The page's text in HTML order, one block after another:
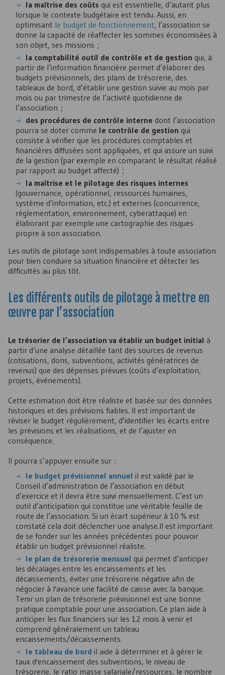
la maîtrise des coûts qui est essentielle, d’autant plus
lorsque le contexte budgétaire est tendu. Aussi, en
optimisant le budget de fonctionnement, l’association se
donne la capacité de réaffecter les sommes économisées à
son objet, ses missions ;
la comptabilité outil de contrôle et de gestion qui, à
partir de l’information financière permet d’élaborer des
budgets prévisionnels, des plans de trésorerie, des
tableaux de bord, d’établir une gestion suivie au mois par
mois ou par trimestre de l’activité quotidienne de
l’association ;
des procédures de contrôle interne dont l’association
pourra se doter comme le contrôle de gestion qui
consiste à vérifier que les procédures comptables et
financières diffusées sont appliquées, et qui assure un suivi
de la gestion (par exemple en comparant le résultat réalisé
par rapport au budget affecté) ;
la maîtrise et le pilotage des risques internes
(gouvernance, opérationnel, ressources humaines,
système d’information, etc.) et externes (concurrence,
réglementation, environnement, cyberattaque) en
élaborant par exemple une cartographie des risques
propre à son association.
Les outils de pilotage sont indispensables à toute association
pour bien conduire sa situation financière et détecter les
difficultés au plus tôt.
Les différents outils de pilotage à mettre en
œuvre par l’association
Le trésorier de l’association va établir un budget initial à
partir d’une analyse détaillée tant des sources de revenus
(cotisations, dons, subventions, activités génératrices de
revenus) que des dépenses prévues (coûts d’exploitation,
projets, événements).
Cette estimation doit être réaliste et basée sur des données
historiques et des prévisions fiables. Il est important de
réviser le budget régulièrement, d’identifier les écarts entre
les prévisions et les réalisations, et de l’ajuster en
conséquence.
Il pourra s’appuyer ensuite sur :
le budget prévisionnel annuel il est validé par le
Conseil d’administration de l’association en début
d’exercice et il devra être suivi mensuellement. C’est un
outil d’anticipation qui constitue une véritable feuille de
route de l’association. Si un écart supérieur à 10 % est
constaté cela doit déclencher une analyse.Il est important
de se fonder sur les années précédentes pour pouvoir
établir un budget prévisionnel réaliste.
le plan de trésorerie mensuel qui permet d’anticiper
les décalages entre les encaissements et les
décaissements, éviter une trésorerie négative afin de
négocier à l'avance une facilité de caisse avec la banque.
Tenir un plan de trésorerie prévisionnel est une bonne
pratique comptable pour une association. Ce plan aide à
anticiper les flux financiers sur les 12 mois à venir et
comprend généralement un tableau
encaissements/décaissements.
le tableau de bord il aide à déterminer et à gérer le
taux d'encaissement des subventions, le niveau de
trésorerie, le ratio masse salariale/ressources, le nombre